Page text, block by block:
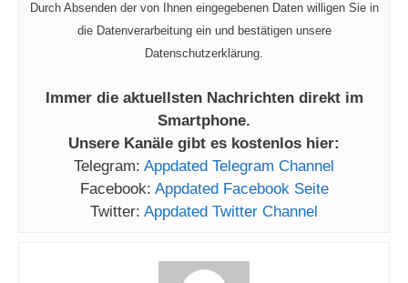
Durch Absenden der von Ihnen eingegebenen Daten willigen Sie in
die Datenverarbeitung ein und bestätigen unsere
Datenschutzerklärung.
Immer die aktuellsten Nachrichten direkt im
Smartphone.
Unsere Kanäle gibt es kostenlos hier:
Telegram: Appdated Telegram Channel
Facebook: Appdated Facebook Seite
Twitter: Appdated Twitter Channel